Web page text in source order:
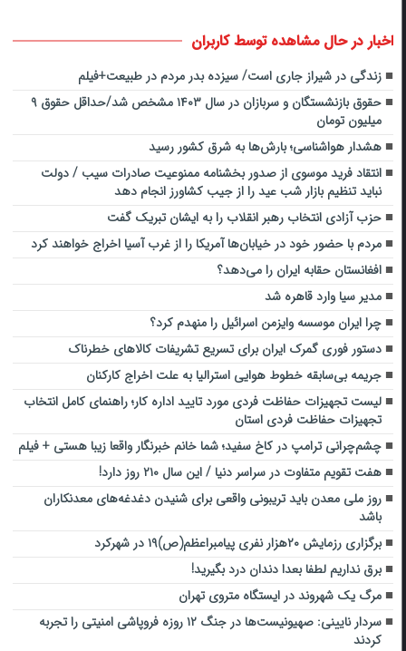
اخبار در حال مشاهده توسط کاربران
زندگی در شیراز جاری است/ سیزده بدر مردم در طبیعت+فیلم
حقوق بازنشستگان و سربازان در سال ۱۴۰۳ مشخص شد/حداقل حقوق ۹
میلیون تومان
هشدار هواشناسی؛ بارش‌ها به شرق کشور رسید
انتقاد فرید موسوی از صدور بخشنامه ممنوعیت صادرات سیب / دولت
نباید تنظیم بازار شب عید را از جیب کشاورز انجام دهد
حزب آزادی انتخاب رهبر انقلاب را به ایشان تبریک گفت
مردم با حضور خود در خیابان‌ها آمریکا را از غرب آسیا اخراج خواهند کرد
افغانستان حقابه ایران را می‌دهد؟
مدیر سیا وارد قاهره شد
چرا ایران موسسۀ وایزمن اسرائیل را منهدم کرد؟
دستور فوری گمرک ایران برای تسریع تشریفات کالاهای خطرناک
جریمه بی‌سابقه خطوط هوایی استرالیا به علت اخراج کارکنان
لیست تجهیزات حفاظت فردی مورد تایید اداره کار؛ راهنمای کامل انتخاب
تجهیزات حفاظت فردی استان
چشم‌چرانی ترامپ در کاخ سفید؛ شما خانم خبرنگار واقعا زیبا هستی + فیلم
هفت تقویم متفاوت در سراسر دنیا / این سال ۲۱۰ روز دارد!
روز ملی معدن باید تریبونی واقعی برای شنیدن دغدغه‌های معدنکاران
باشد
برگزاری رزمایش ۲۰هزار نفری پیامبراعظم(ص)۱۹ در شهرکرد‌
برق نداریم لطفا بعدا دندان درد بگیرید!
مرگ یک شهروند در ایستگاه متروی تهران
سردار نایینی: صهیونیست‌ها در جنگ ۱۲ روزه فروپاشی امنیتی را تجربه
کردند